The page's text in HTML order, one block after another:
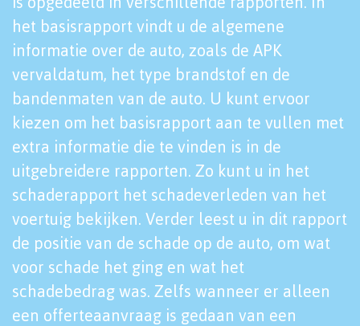
het basisrapport vindt u de algemene
informatie over de auto, zoals de APK
vervaldatum, het type brandstof en de
bandenmaten van de auto. U kunt ervoor
kiezen om het basisrapport aan te vullen met
extra informatie die te vinden is in de
uitgebreidere rapporten. Zo kunt u in het
schaderapport het schadeverleden van het
voertuig bekijken. Verder leest u in dit rapport
de positie van de schade op de auto, om wat
voor schade het ging en wat het
schadebedrag was. Zelfs wanneer er alleen
een offerteaanvraag is gedaan van een